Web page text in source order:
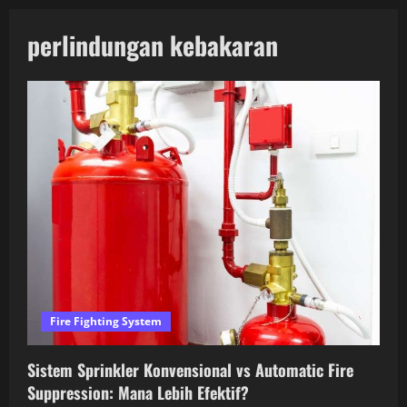
perlindungan kebakaran
Fire Fighting System
Sistem Sprinkler Konvensional vs Automatic Fire
Suppression: Mana Lebih Efektif?